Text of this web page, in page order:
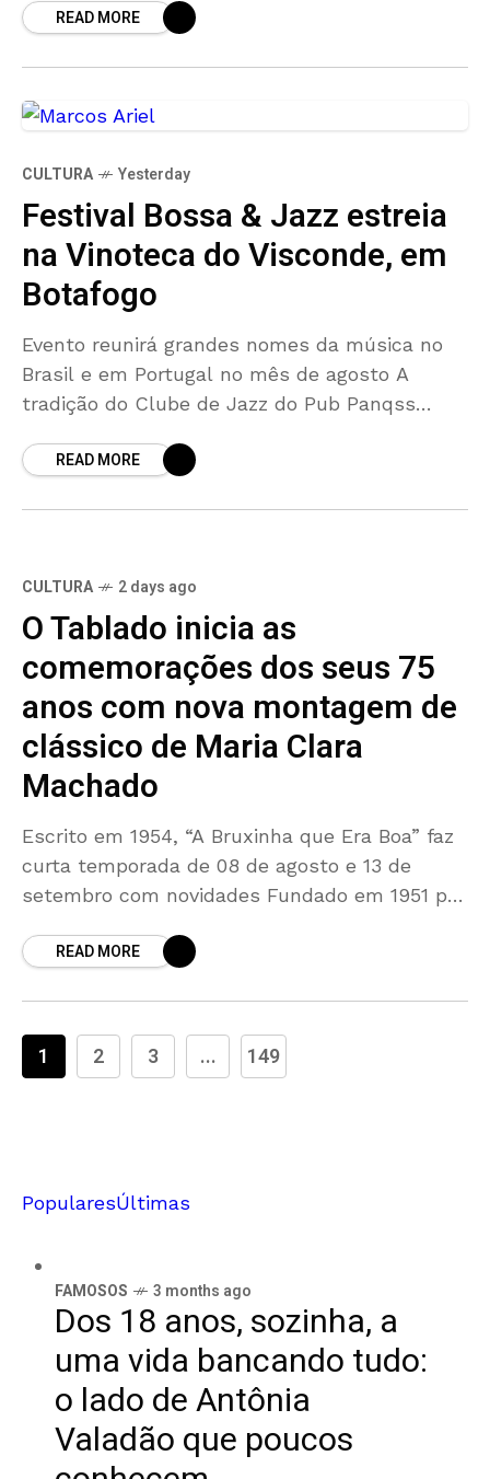
protagonismo feminino O Preta Brasileira foi
READ MORE
CULTURA Yesterday
Festival Bossa & Jazz estreia
na Vinoteca do Visconde, em
Botafogo
Evento reunirá grandes nomes da música no
Brasil e em Portugal no mês de agosto A
tradição do Clube de Jazz do Pub Panqss
READ MORE
CULTURA 2 days ago
O Tablado inicia as
comemorações dos seus 75
anos com nova montagem de
clássico de Maria Clara
Machado
Escrito em 1954, “A Bruxinha que Era Boa” faz
curta temporada de 08 de agosto e 13 de
setembro com novidades Fundado em 1951 por
READ MORE
1 2 3 ... 149
PopularesÚltimas
FAMOSOS 3 months ago
Dos 18 anos, sozinha, a
uma vida bancando tudo:
o lado de Antônia
Valadão que poucos